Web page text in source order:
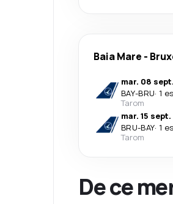
Baia Mare -
mar. 08 sept.
BAY-BRU· 1
Tarom
mar. 15 sept.
BRU-BAY· 1
Tarom
De ce